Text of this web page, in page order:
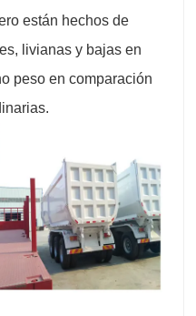
están hechos de
livianas y bajas en
peso en comparación